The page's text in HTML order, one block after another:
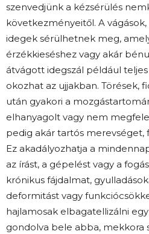
szenvedjünk a kézsérülés
következményeitől. A
idegek sérülhetnek meg,
érzékkieséshez vagy akár
átvágott idegszál például
okozhat az ujjakban. Törések,
után gyakori a
elhanyagolt vagy nem
pedig akár tartós merevséget,
Ez akadályozhatja a
az írást, a gépelést vagy a
krónikus fájdalmat,
deformitást vagy
hajlamosak elbagatellizálni
gondolva bele abba, mekkora